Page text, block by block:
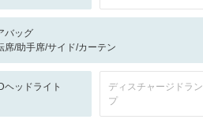
バッグ
席/助手席/サイド/カーテン
ヘッドライト
ディスチャージドラン
プ